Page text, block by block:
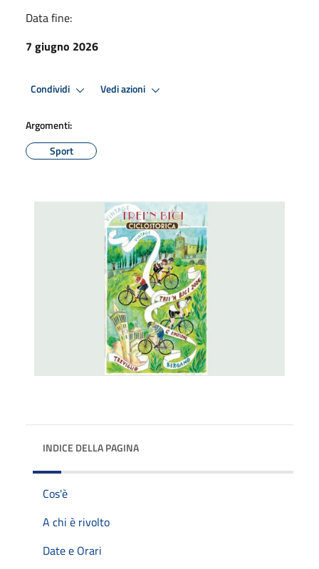
Data fine:
7 giugno 2026
Condividi Vedi azioni
Argomenti:
Sport
INDICE DELLA PAGINA
Cos'è
A chi è rivolto
Date e Orari